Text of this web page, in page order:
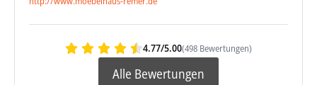
4.77/5.00(498 Bewertungen)
Alle Bewertungen